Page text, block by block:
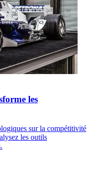
les
sur la compétitivité
les outils